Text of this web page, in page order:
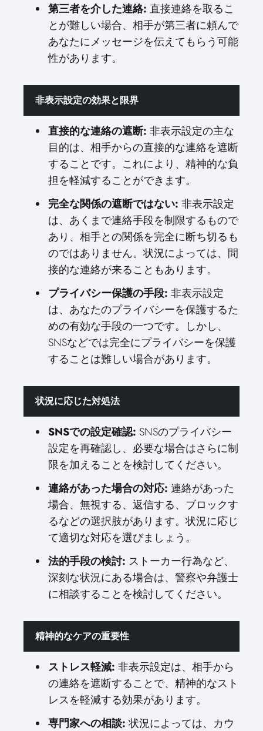
第三者を介した連絡: 直接連絡を取るこ
とが難しい場合、相手が第三者に頼んで
あなたにメッセージを伝えてもらう可能
性があります。
非表示設定の効果と限界
直接的な連絡の遮断: 非表示設定の主な
目的は、相手からの直接的な連絡を遮断
することです。これにより、精神的な負
担を軽減することができます。
完全な関係の遮断ではない: 非表示設定
は、あくまで連絡手段を制限するもので
あり、相手との関係を完全に断ち切るも
のではありません。状況によっては、間
接的な連絡が来ることもあります。
プライバシー保護の手段: 非表示設定
は、あなたのプライバシーを保護するた
めの有効な手段の一つです。しかし、
SNSなどでは完全にプライバシーを保護
することは難しい場合があります。
状況に応じた対処法
SNSでの設定確認: SNSのプライバシー
設定を再確認し、必要な場合はさらに制
限を加えることを検討してください。
連絡があった場合の対応: 連絡があった
場合、無視する、返信する、ブロックす
るなどの選択肢があります。状況に応じ
て適切な対応を選びましょう。
法的手段の検討: ストーカー行為など、
深刻な状況にある場合は、警察や弁護士
に相談することを検討してください。
精神的なケアの重要性
ストレス軽減: 非表示設定は、相手から
の連絡を遮断することで、精神的なスト
レスを軽減する効果があります。
専門家への相談: 状況によっては、カウ